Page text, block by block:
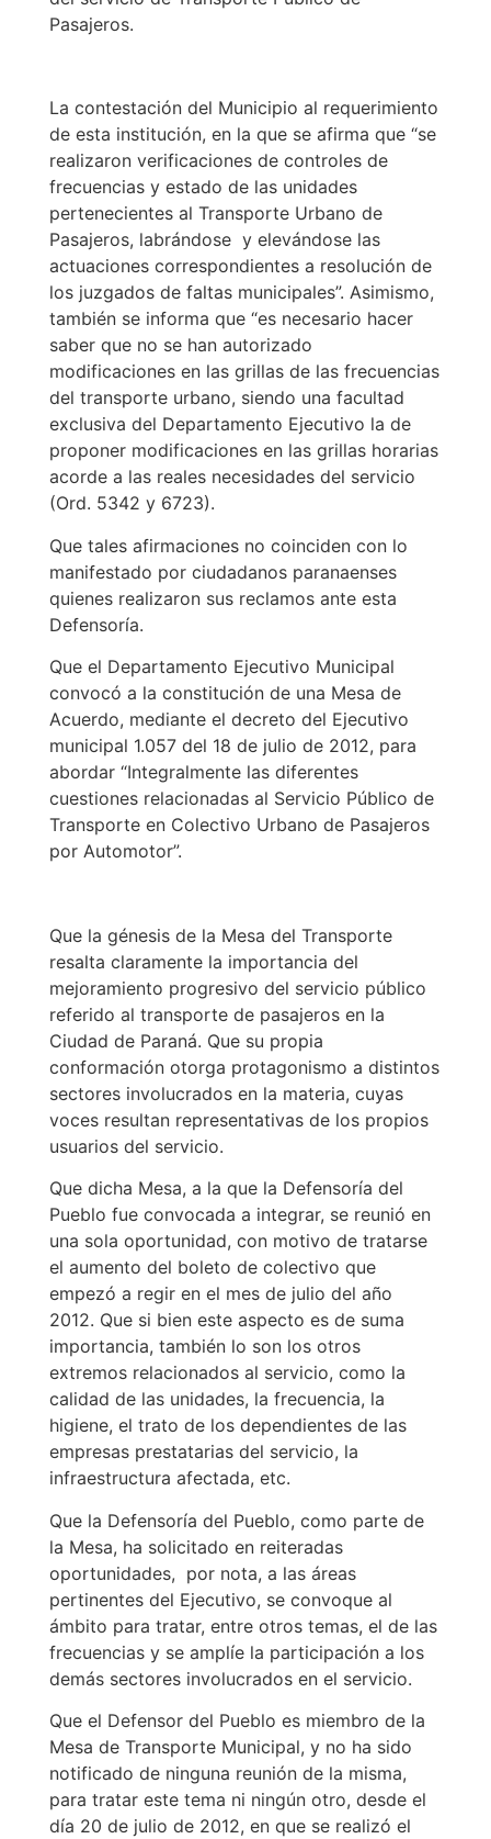
Pasajeros.
La contestación del Municipio al requerimiento
de esta institución, en la que se afirma que “se
realizaron verificaciones de controles de
frecuencias y estado de las unidades
pertenecientes al Transporte Urbano de
Pasajeros, labrándose y elevándose las
actuaciones correspondientes a resolución de
los juzgados de faltas municipales”. Asimismo,
también se informa que “es necesario hacer
saber que no se han autorizado
modificaciones en las grillas de las frecuencias
del transporte urbano, siendo una facultad
exclusiva del Departamento Ejecutivo la de
proponer modificaciones en las grillas horarias
acorde a las reales necesidades del servicio
(Ord. 5342 y 6723).
Que tales afirmaciones no coinciden con lo
manifestado por ciudadanos paranaenses
quienes realizaron sus reclamos ante esta
Defensoría.
Que el Departamento Ejecutivo Municipal
convocó a la constitución de una Mesa de
Acuerdo, mediante el decreto del Ejecutivo
municipal 1.057 del 18 de julio de 2012, para
abordar “Integralmente las diferentes
cuestiones relacionadas al Servicio Público de
Transporte en Colectivo Urbano de Pasajeros
por Automotor”.
Que la génesis de la Mesa del Transporte
resalta claramente la importancia del
mejoramiento progresivo del servicio público
referido al transporte de pasajeros en la
Ciudad de Paraná. Que su propia
conformación otorga protagonismo a distintos
sectores involucrados en la materia, cuyas
voces resultan representativas de los propios
usuarios del servicio.
Que dicha Mesa, a la que la Defensoría del
Pueblo fue convocada a integrar, se reunió en
una sola oportunidad, con motivo de tratarse
el aumento del boleto de colectivo que
empezó a regir en el mes de julio del año
2012. Que si bien este aspecto es de suma
importancia, también lo son los otros
extremos relacionados al servicio, como la
calidad de las unidades, la frecuencia, la
higiene, el trato de los dependientes de las
empresas prestatarias del servicio, la
infraestructura afectada, etc.
Que la Defensoría del Pueblo, como parte de
la Mesa, ha solicitado en reiteradas
oportunidades, por nota, a las áreas
pertinentes del Ejecutivo, se convoque al
ámbito para tratar, entre otros temas, el de las
frecuencias y se amplíe la participación a los
demás sectores involucrados en el servicio.
Que el Defensor del Pueblo es miembro de la
Mesa de Transporte Municipal, y no ha sido
notificado de ninguna reunión de la misma,
para tratar este tema ni ningún otro, desde el
día 20 de julio de 2012, en que se realizó el